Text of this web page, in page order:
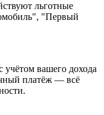
льготные
"Первый
вашего дохода
платёж — всё